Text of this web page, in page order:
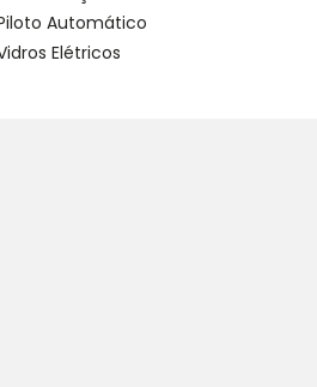
Automático
Elétricos